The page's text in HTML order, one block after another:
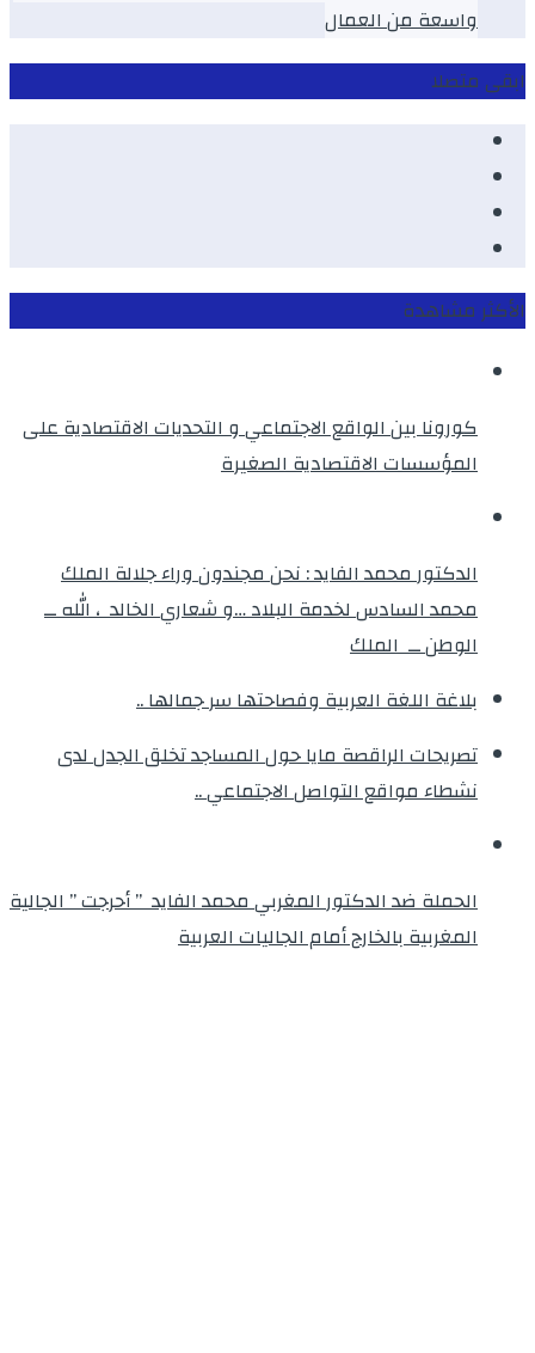
واسعة من العمال
ابقى متصلا
الأكثر مشاهدة
كورونا بين الواقع الاجتماعي و التحديات الاقتصادية على
المؤسسات الاقتصادية الصغيرة
الدكتور محمد الفايد : نحن مجندون وراء جلالة الملك
محمد السادس لخدمة البلاد …و شعاري الخالد ، الله ــ
الوطن ــ الملك
بلاغة اللغة العربية وفصاحتها سر جمالها ..
تصريحات الراقصة مايا حول المساجد تخلق الجدل لدى
نشطاء مواقع التواصل الاجتماعي ..
الحملة ضد الدكتور المغربي محمد الفايد ” أحرجت ” الجالية
المغربية بالخارج أمام الجاليات العربية